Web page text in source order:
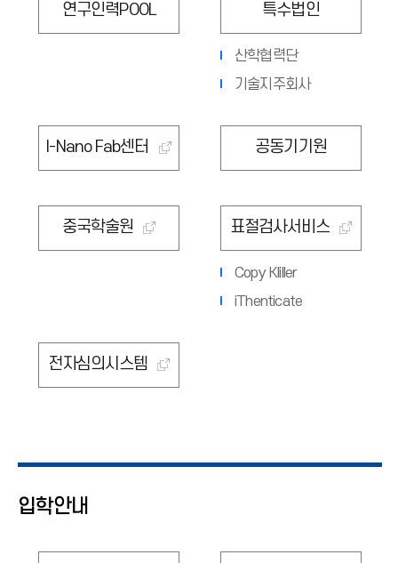
연구인력POOL 특수법인
산학협력단
기술지주회사
I-Nano Fab센터 공동기기원
중국학술원 표절검사서비스
Copy KIiller
iThenticate
전자심의시스템
입학안내